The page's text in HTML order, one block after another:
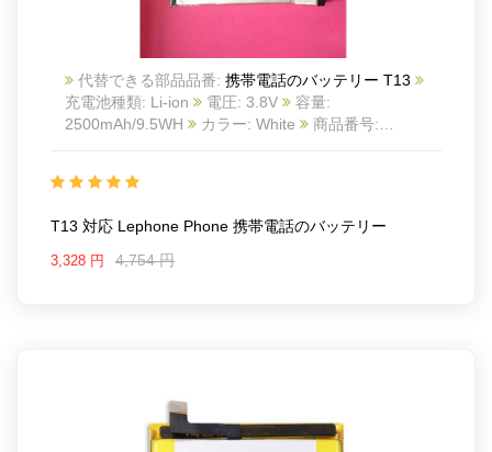
代替できる部品品番: 携帯電話のバッテリー T13
充電池種類: Li-ion
電圧: 3.8V
2500mAh/9.5WH
カラー: White
商品番号:
T13 対応 Lephone Phone 携帯電話のバッテリー
3,328 円 4,754 円